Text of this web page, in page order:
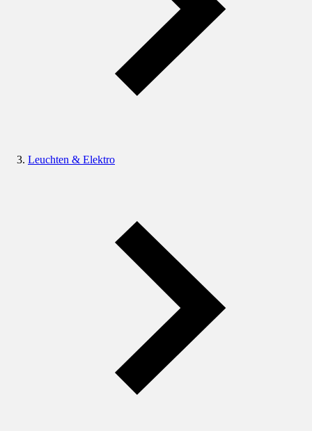
Leuchten & Elektro